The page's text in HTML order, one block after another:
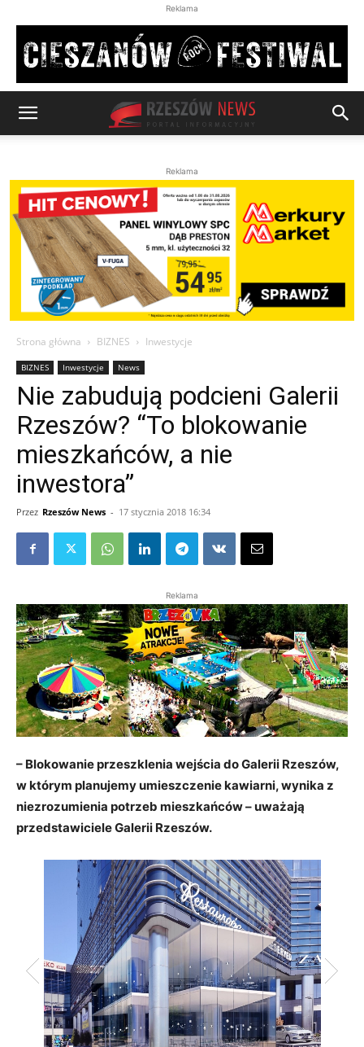
Reklama
Reklama
Strona główna BIZNES Inwestycje
BIZNES Inwestycje News
Nie zabudują podcieni Galerii
Rzeszów? “To blokowanie
mieszkańców, a nie
inwestora”
Przez Rzeszów News - 17 stycznia 2018 16:34
Reklama
– Blokowanie przeszklenia wejścia do Galerii Rzeszów,
w którym planujemy umieszczenie kawiarni, wynika z
niezrozumienia potrzeb mieszkańców – uważają
przedstawiciele Galerii Rzeszów.